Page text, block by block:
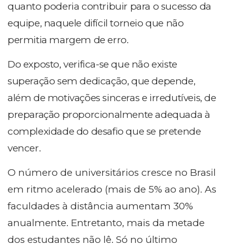
quanto poderia contribuir para o sucesso da
equipe, naquele difícil torneio que não
permitia margem de erro.
Do exposto, verifica-se que não existe
superação sem dedicação, que depende,
além de motivações sinceras e irredutíveis, de
preparação proporcionalmente adequada à
complexidade do desafio que se pretende
vencer.
O número de universitários cresce no Brasil
em ritmo acelerado (mais de 5% ao ano). As
faculdades à distância aumentam 30%
anualmente. Entretanto, mais da metade
dos estudantes não lê. Só no último